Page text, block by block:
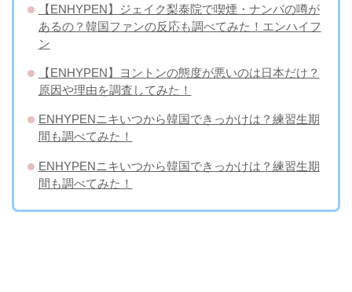
【ENHYPEN】ジェイク梨泰院で喫煙・ナンパの噂が
あるの？韓国ファンの反応も調べてみた！エンハイフ
ン
【ENHYPEN】ヨントンの態度が悪いのは日本だけ？
原因や理由を調査してみた！
ENHYPENニキいつから韓国できっかけは？練習生期
間も調べてみた！
ENHYPENニキいつから韓国できっかけは？練習生期
間も調べてみた！